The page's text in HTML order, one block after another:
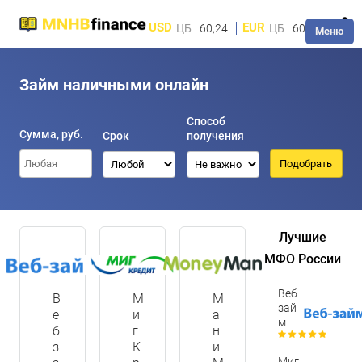
USD ЦБ 60,24 EUR ЦБ 60,28Меню
Займ наличными онлайн
Сумма, руб. Срок
Способ
получения
В
е
б
з
М
и
г
К
М
а
н
и
Лучшие
МФО России
Веб
зай
м